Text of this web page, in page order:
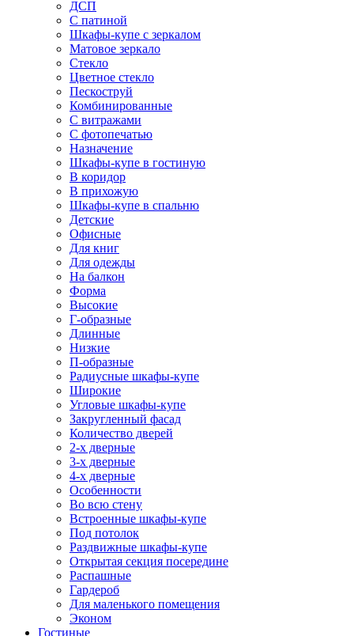
ДСП
С патиной
Шкафы-купе с зеркалом
Матовое зеркало
Стекло
Цветное стекло
Пескоструй
Комбинированные
С витражами
С фотопечатью
Назначение
Шкафы-купе в гостиную
В коридор
В прихожую
Шкафы-купе в спальню
Детские
Офисные
Для книг
Для одежды
На балкон
Форма
Высокие
Г-образные
Длинные
Низкие
П-образные
Радиусные шкафы-купе
Широкие
Угловые шкафы-купе
Закругленный фасад
Количество дверей
2-х дверные
3-х дверные
4-х дверные
Особенности
Во всю стену
Встроенные шкафы-купе
Под потолок
Раздвижные шкафы-купе
Открытая секция посередине
Распашные
Гардероб
Для маленького помещения
Эконом
Гостиные